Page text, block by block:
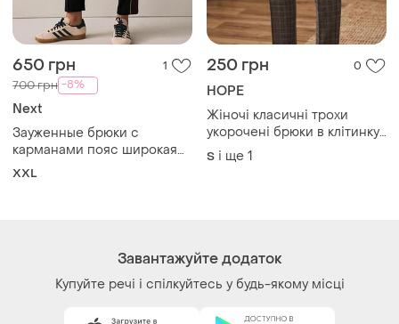
650 грн 1
700 грн -8%
Next
Зауженные брюки с
карманами пояс широкая
резинка next
XXL
250 грн 0
HOPE
Жіночі класичні трохи
укорочені брюки в клітинку
hope collection (made in
italy) /26
S і ще 1
Завантажуйте додаток
Купуйте речі і спілкуйтесь у будь-якому місці